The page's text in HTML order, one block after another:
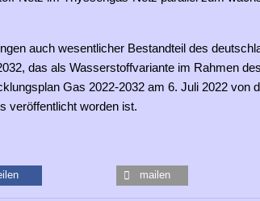
auch wesentlicher Bestandteil des
das als Wasserstoffvariante im Rahmen des
Gas 2022-2032 am 6. Juli 2022 von
veröffentlicht worden ist.
mailen